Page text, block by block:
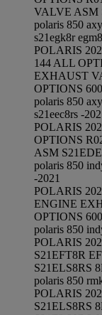
VALVE ASM
polaris 850
s21egk8r
POLARIS
144 ALL
EXHAUST
OPTIONS
polaris 850
s21eec8rs -
POLARIS
OPTIONS
ASM
polaris 850
-2021
POLARIS
ENGINE
OPTIONS
polaris 850
POLARIS
S21EFT8R
S21ELS8RS
polaris 850
POLARIS
S21ELS8RS